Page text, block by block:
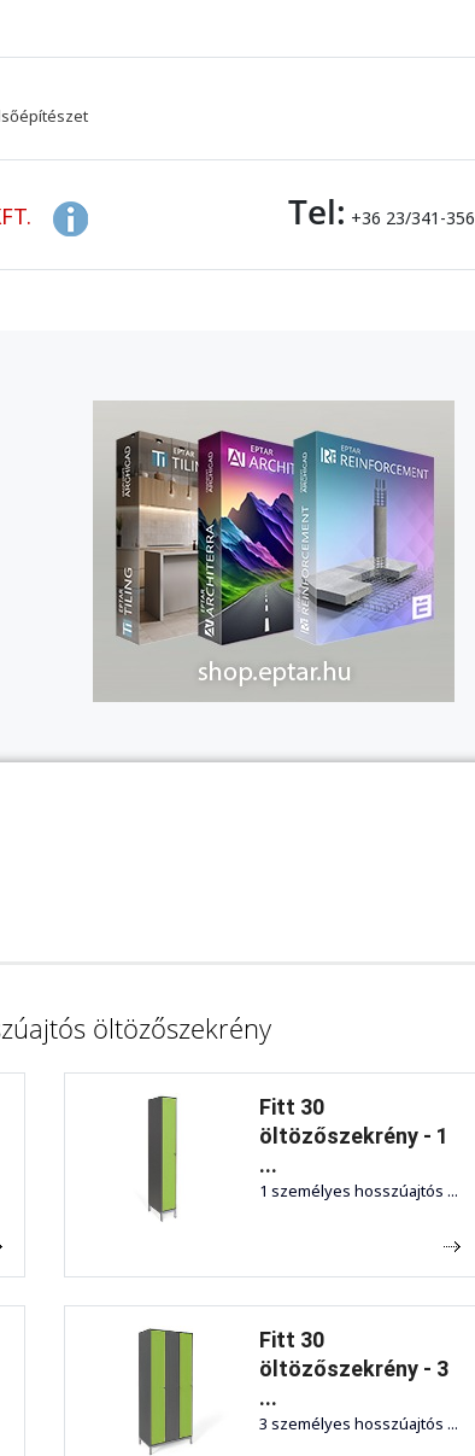
Tel: +36 23/341-356
öltözőszekrény
Fitt 30
öltözőszekrény - 1
...
1 személyes hosszúajtós ...
Fitt 30
öltözőszekrény - 3
...
3 személyes hosszúajtós ...